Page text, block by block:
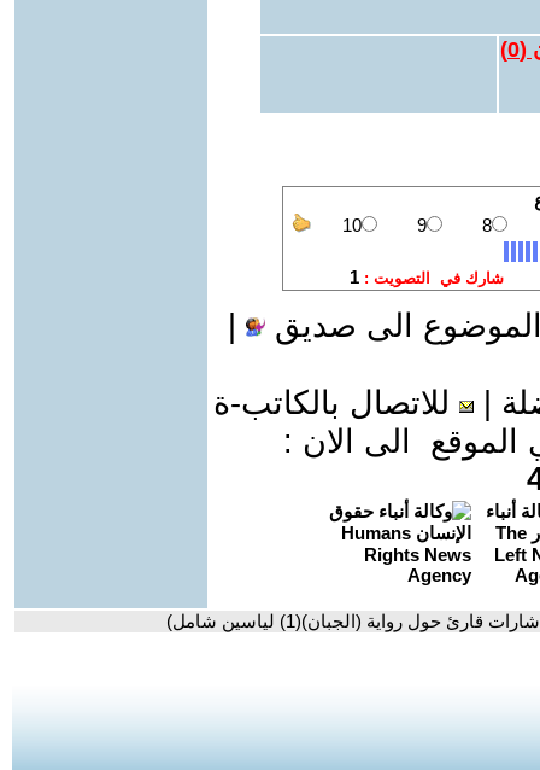
(
0
)
الى صديق
للاتصال بالكاتب-ة
الى الان :
حول رواية (الجبان)(1) لياسين شامل)